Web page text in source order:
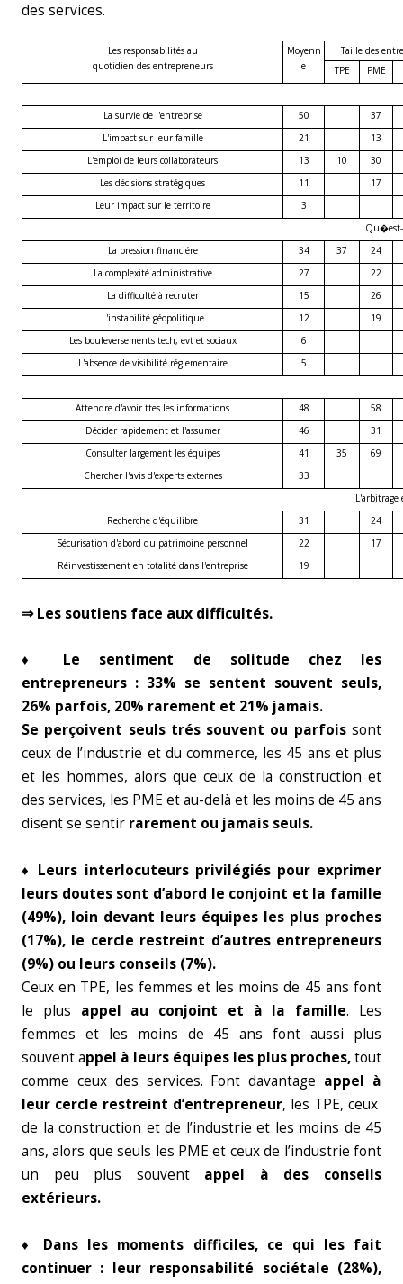
des services.
Les responsabilités au
quotidien des entrepreneurs
Moyenn
e
Taille des
TPE
PME
La survie de l'entreprise 50
37
L'impact sur leur famille
21
13
L'emploi de leurs collaborateurs
13 10
30
Les décisions stratégiques
11
17
Leur impact sur le territoire
3
La pression financiére
34 37
24
La complexité administrative
27
22
La difficulté à recruter
15
26
L'instabilité géopolitique
12
19
Les bouleversements tech, evt et sociaux
6
L'absence de visibilité réglementaire
5
Attendre d'avoir ttes les informations 48
58
Décider rapidement et l'assumer
46
31
Consulter largement les équipes
41 35
69
Chercher l'avis d'experts externes
33
Recherche d'équilibre
31
24
Sécurisation d'abord du patrimoine personnel
22
17
Réinvestissement en totalité dans l'entreprise
19
⇒ Les soutiens face aux difficultés.
♦ Le sentiment de solitude chez les
entrepreneurs : 33% se sentent souvent seuls,
26% parfois, 20% rarement et 21% jamais.
Se perçoivent seuls trés souvent ou parfoissont
ceux de l’industrie et du commerce, les 45 ans et plus
et les hommes, alors que ceux de la construction et
des services, les PME et au-delà et les moins de 45 ans
disent se sentir rarement ou jamais seuls.
♦ Leurs interlocuteurs privilégiés pour exprimer
leurs doutes sont d’abord le conjoint et la famille
(49%), loin devant leurs équipes les plus proches
(17%), le cercle restreint d’autres entrepreneurs
(9%) ou leurs conseils (7%).
Ceux en TPE, les femmes et les moins de 45 ans font
le plus appel au conjoint et à la famille. Les
femmes et les moins de 45 ans font aussi plus
souvent appel à leurs équipes les plus proches,tout
comme ceux des services. Font davantage appel à
leur cercle restreint d’entrepreneur, les TPE, ceux
de la construction et de l’industrie et les moins de 45
ans, alors que seuls les PME et ceux de l’industrie font
un peu plus souvent appel à des conseils
extérieurs.
♦ Dans les moments difficiles, ce qui les fait
continuer : leur responsabilité sociétale (28%),